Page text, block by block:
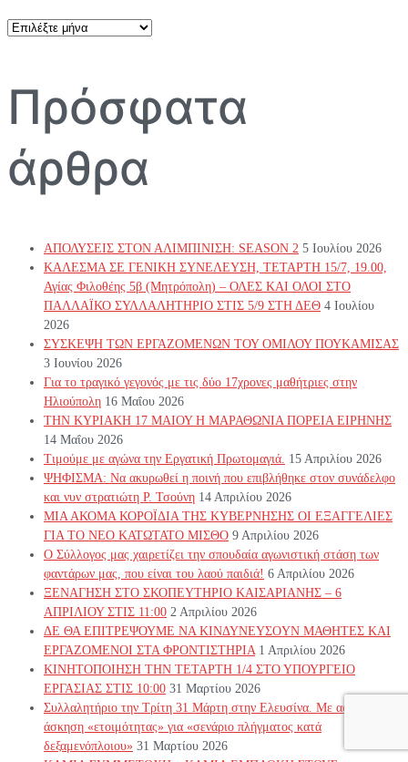
Αρχείο
Πρόσφατα
άρθρα
ΑΠΟΛΥΣΕΙΣ ΣΤΟΝ ΑΛΙΜΠΙΝΙΣΗ: SEASON 2 5 Ιουλίου 2026
ΚΑΛΕΣΜΑ ΣΕ ΓΕΝΙΚΗ ΣΥΝΕΛΕΥΣΗ, ΤΕΤΑΡΤΗ 15/7, 19.00,
Αγίας Φιλοθέης 5β (Μητρόπολη) – ΟΛΕΣ ΚΑΙ ΟΛΟΙ ΣΤΟ
ΠΑΛΛΑΪΚΟ ΣΥΛΛΑΛΗΤΗΡΙΟ ΣΤΙΣ 5/9 ΣΤΗ ΔΕΘ 4 Ιουλίου
2026
ΣΥΣΚΕΨΗ ΤΩΝ ΕΡΓΑΖΟΜΕΝΩΝ ΤΟΥ ΟΜΙΛΟΥ ΠΟΥΚΑΜΙΣΑΣ
3 Ιουνίου 2026
Για το τραγικό γεγονός με τις δύο 17χρονες μαθήτριες στην
Ηλιούπολη 16 Μαΐου 2026
ΤΗΝ ΚΥΡΙΑΚΗ 17 ΜΑΙΟΥ Η ΜΑΡΑΘΩΝΙΑ ΠΟΡΕΙΑ ΕΙΡΗΝΗΣ
14 Μαΐου 2026
Τιμούμε με αγώνα την Εργατική Πρωτομαγιά. 15 Απριλίου 2026
ΨΗΦΙΣΜΑ: Να ακυρωθεί η ποινή που επιβλήθηκε στον συνάδελφο
και νυν στρατιώτη Ρ. Τσούνη 14 Απριλίου 2026
ΜΙΑ ΑΚΟΜΑ ΚΟΡΟΪΔΙΑ ΤΗΣ ΚΥΒΕΡΝΗΣΗΣ ΟΙ ΕΞΑΓΓΕΛΙΕΣ
ΓΙΑ ΤΟ ΝΕΟ ΚΑΤΩΤΑΤΟ ΜΙΣΘΟ 9 Απριλίου 2026
Ο Σύλλογος μας χαιρετίζει την σπουδαία αγωνιστική στάση των
φαντάρων μας, που είναι του λαού παιδιά! 6 Απριλίου 2026
ΞΕΝΑΓΗΣΗ ΣΤΟ ΣΚΟΠΕΥΤΗΡΙΟ ΚΑΙΣΑΡΙΑΝΗΣ – 6
ΑΠΡΙΛΙΟΥ ΣΤΙΣ 11:00 2 Απριλίου 2026
ΔΕ ΘΑ ΕΠΙΤΡΕΨΟΥΜΕ ΝΑ ΚΙΝΔΥΝΕΥΣOYN ΜΑΘΗΤΕΣ ΚΑΙ
ΕΡΓΑΖΟΜΕΝΟΙ ΣΤΑ ΦΡΟΝΤΙΣΤΗΡΙΑ 1 Απριλίου 2026
ΚΙΝΗΤΟΠΟΙΗΣΗ ΤΗΝ ΤΕΤΑΡΤΗ 1/4 ΣΤΟ ΥΠΟΥΡΓΕΙΟ
ΕΡΓΑΣΙΑΣ ΣΤΙΣ 10:00 31 Μαρτίου 2026
Συλλαλητήριο την Τρίτη 31 Μάρτη στην Ελευσίνα. Με αφορμή την
άσκηση «ετοιμότητας» για «σενάριο πλήγματος κατά
δεξαμενόπλοιου» 31 Μαρτίου 2026